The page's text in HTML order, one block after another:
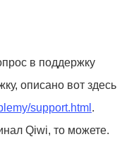
в поддержку
описано вот здесь
support.html .
Qiwi, то можете.